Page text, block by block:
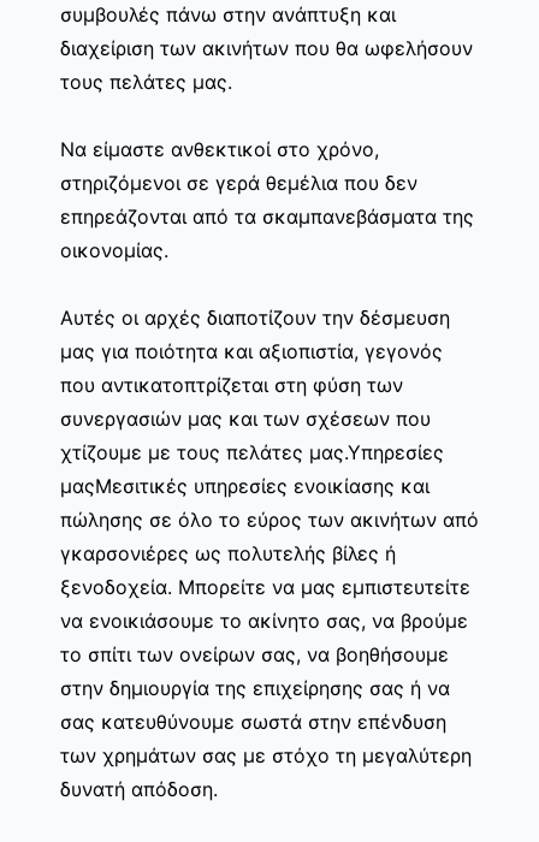
συμβουλές πάνω στην ανάπτυξη και
διαχείριση των ακινήτων που θα ωφελήσουν
τους πελάτες μας.
Να είμαστε ανθεκτικοί στο χρόνο,
στηριζόμενοι σε γερά θεμέλια που δεν
επηρεάζονται από τα σκαμπανεβάσματα της
οικονομίας.
Αυτές οι αρχές διαποτίζουν την δέσμευση
μας για ποιότητα και αξιοπιστία, γεγονός
που αντικατοπτρίζεται στη φύση των
συνεργασιών μας και των σχέσεων που
χτίζουμε με τους πελάτες μας.Υπηρεσίες
μαςΜεσιτικές υπηρεσίες ενοικίασης και
πώλησης σε όλο το εύρος των ακινήτων από
γκαρσονιέρες ως πολυτελής βίλες ή
ξενοδοχεία. Μπορείτε να μας εμπιστευτείτε
να ενοικιάσουμε το ακίνητο σας, να βρούμε
το σπίτι των ονείρων σας, να βοηθήσουμε
στην δημιουργία της επιχείρησης σας ή να
σας κατευθύνουμε σωστά στην επένδυση
των χρημάτων σας με στόχο τη μεγαλύτερη
δυνατή απόδοση.